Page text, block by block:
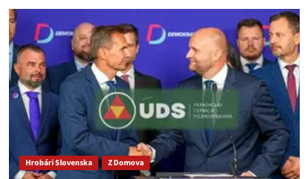
Matovič:
„Naď
čo
týka
klamania,
ide
prvú
ligu“
&
Pôsobenie
Naďa
v
Hrobári Slovenska Z Domova